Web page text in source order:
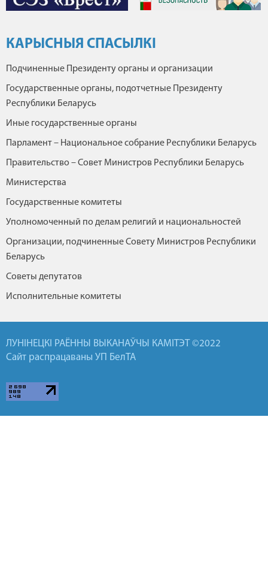
КАРЫСНЫЯ СПАСЫЛКІ
Подчиненные Президенту органы и организации
Государственные органы, подотчетные Президенту
Республики Беларусь
Иные государственные органы
Парламент – Национальное собрание Республики Беларусь
Правительство – Совет Министров Республики Беларусь
Министерства
Государственные комитеты
Уполномоченный по делам религий и национальностей
Организации, подчиненные Совету Министров Республики
Беларусь
Советы депутатов
Исполнительные комитеты
ЛУНІНЕЦКІ РАЁННЫ ВЫКАНАЎЧЫ КАМІТЭТ ©2022
Сайт распрацаваны УП БелТА